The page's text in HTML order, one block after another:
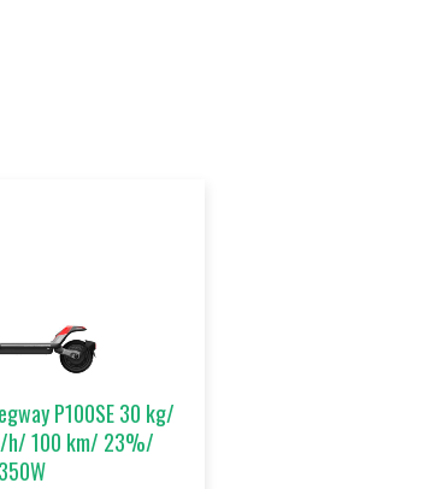
P100SE 30 kg/
h/ 100 km/ 23%/